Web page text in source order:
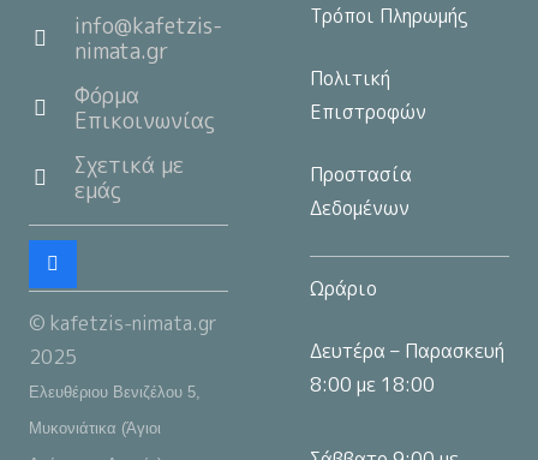
info@kafetzis-
nimata.gr
Φόρμα
Επικοινωνίας
Σχετικά με
εμάς
© kafetzis-nimata.gr
2025
Ελευθέριου Βενιζέλου 5,
Μυκονιάτικα (Άγιοι
Τρόποι Πληρωμής
Πολιτική
Επιστροφών
Προστασία
Δεδομένων
Ωράριο
Δευτέρα – Παρασκευή
8:00 με 18:00